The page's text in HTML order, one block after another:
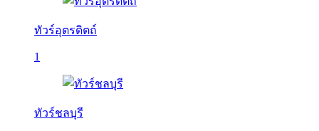
ทัวร์อุตรดิตถ์
1
ทัวร์ชลบุรี